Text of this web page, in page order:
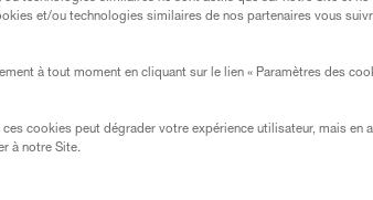
dans ce conseil avant de le
technique pour pouvoir
spécifique. Validez avec
et/ou technologies similaires de nos partenaires vous
à tout moment en cliquant sur le lien « Paramètres des
cookies peut dégrader votre expérience utilisateur, mais en
à notre Site.